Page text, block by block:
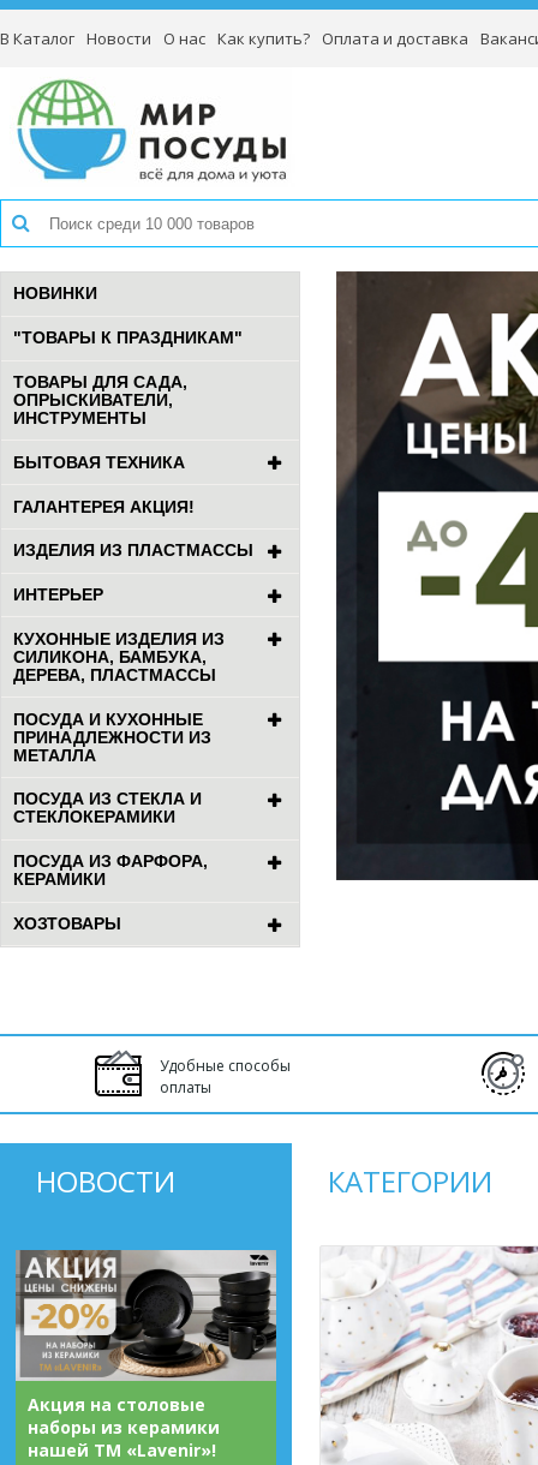
В Каталог Новости О нас Как купить? Оплата и доставка
НОВИНКИ
"ТОВАРЫ К ПРАЗДНИКАМ"
ТОВАРЫ ДЛЯ САДА,
ОПРЫСКИВАТЕЛИ,
ИНСТРУМЕНТЫ
БЫТОВАЯ ТЕХНИКА
ГАЛАНТЕРЕЯ АКЦИЯ!
ИЗДЕЛИЯ ИЗ ПЛАСТМАССЫ
ИНТЕРЬЕР
КУХОННЫЕ ИЗДЕЛИЯ ИЗ
СИЛИКОНА, БАМБУКА,
ДЕРЕВА, ПЛАСТМАССЫ
ПОСУДА И КУХОННЫЕ
ПРИНАДЛЕЖНОСТИ ИЗ
МЕТАЛЛА
ПОСУДА ИЗ СТЕКЛА И
СТЕКЛОКЕРАМИКИ
ПОСУДА ИЗ ФАРФОРА,
КЕРАМИКИ
ХОЗТОВАРЫ
Удобные способы
оплаты
НОВОСТИ
Акция на столовые
наборы из керамики
нашей ТМ «Lavenir»!
КАТЕГОРИИ